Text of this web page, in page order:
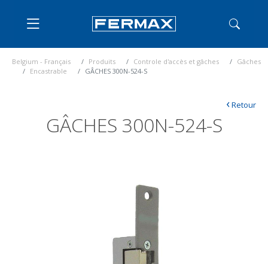
Belgium - Français Produits Controle d'accès et gâches
Gâches
Encastrable
GÂCHES 300N-524-S
GÂCHES 300N-524-S
‹Retour